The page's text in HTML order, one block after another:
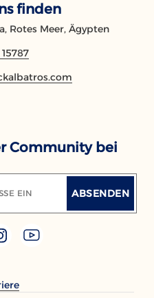
finden
Rotes Meer, Ägypten
Community bei
EIN ABSENDEN